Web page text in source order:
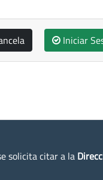
Iniciar
solicita citar a la